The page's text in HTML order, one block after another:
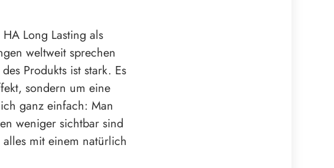
Long Lasting als
weltweit sprechen
Produkts ist stark. Es
sondern um eine
ganz einfach: Man
weniger sichtbar sind
mit einem natürlich